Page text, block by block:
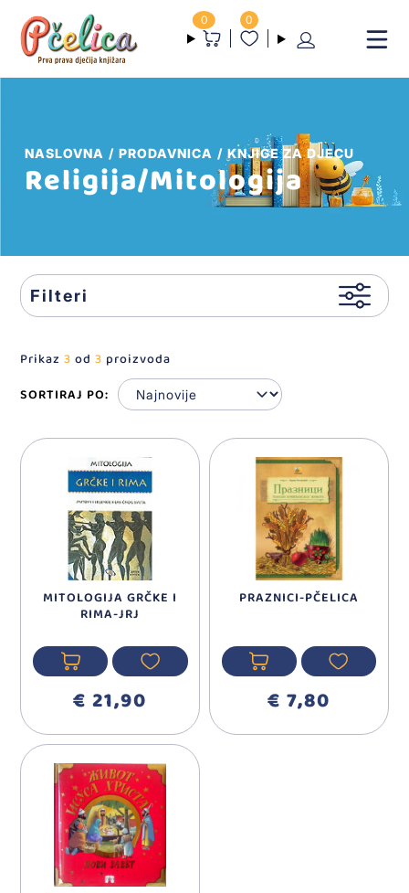
0 0
NASLOVNA PRODAVNICA KNJIGE ZA DJECU
Religija/Mitologija
Filteri
Prikaz3 od3 proizvoda
SORTIRAJ PO:
MITOLOGIJA GRČKE I
RIMA-JRJ
€ 21,90
PRAZNICI-PČELICA
€ 7,80